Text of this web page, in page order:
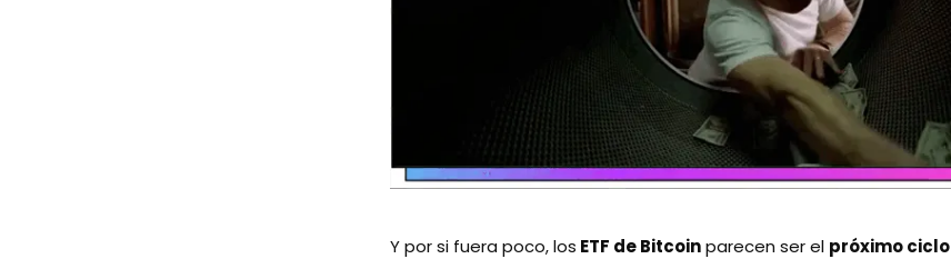
Y por si fuera poco, los ETF de Bitcoinparecen ser el próximo